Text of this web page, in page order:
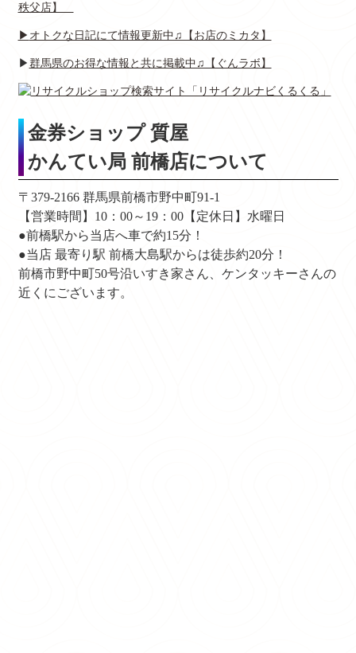
秩父店】
▶ オトクな日記にて情報更新中♫【お店のミカタ】
▶ 群馬県のお得な情報と共に掲載中♫【ぐんラボ】
金券ショップ 質屋
かんてい局 前橋店について
〒379-2166 群馬県前橋市野中町91-1
【営業時間】10：00～19：00【定休日】水曜日
●前橋駅から当店へ車で約15分！
●当店 最寄り駅 前橋大島駅からは徒歩約20分！
前橋市野中町50号沿いすき家さん、ケンタッキーさんの
近くにございます。